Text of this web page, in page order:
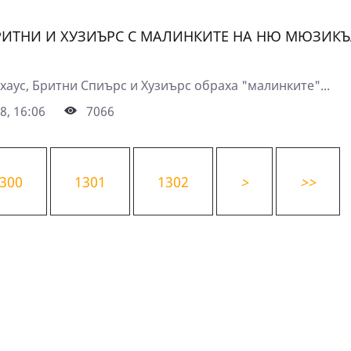
И ХУЗИЪРС С МАЛИНКИТЕ НА НЮ
Бритни Спиърс и Хузиърс обраха "малинките"...
16:06
7066
1301 1302 > >>